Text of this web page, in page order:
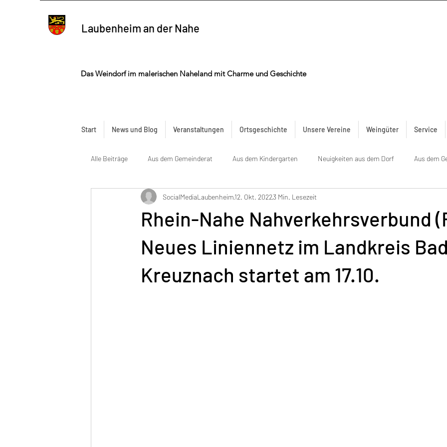
Laubenheim an der Nahe
Das Weindorf im malerischen Naheland mit Charme und Geschichte
Start News und Blog Veranstaltungen Ortsgeschichte Unsere Vereine Weingüter Service
Alle Beiträge Aus dem Gemeinderat Aus dem Kindergarten Neuigkeiten aus dem Dorf Aus dem
Rhein-Nahe Nahverkehrsverbund
Neues Liniennetz im Landkreis
Kreuznach startet am 17.10.
SocialMediaLaubenheim12. Okt. 20223 Min. Lesezeit